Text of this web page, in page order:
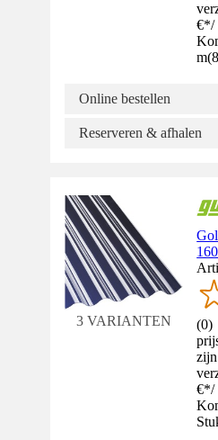
€*/
m(
Online bestellen
Reserveren & afhalen
3 VARIANTEN (0)
€*/